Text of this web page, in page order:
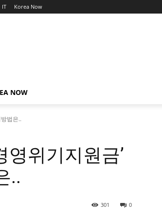
IT Korea Now
NOW
법은..
영위기지원금’
..
0
301